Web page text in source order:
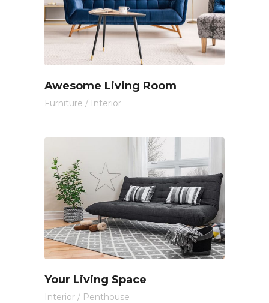
Awesome Living Room
Furniture / Interior
Your Living Space
Interior / Penthouse